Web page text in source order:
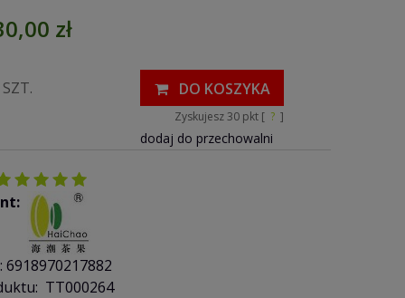
zł
SZT. DO KOSZYKA
Zyskujesz30 pkt [ ? ]
dodaj do przechowalni
6918970217882
TT000264